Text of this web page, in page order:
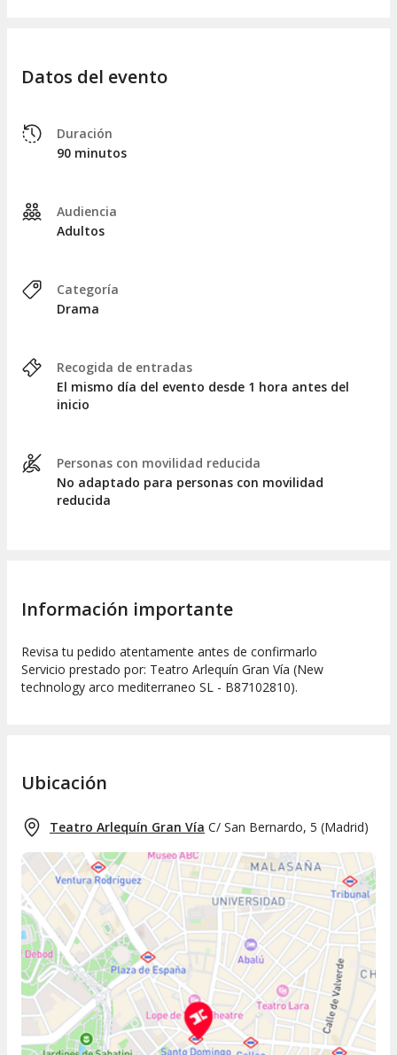
Datos del evento
Duración
90 minutos
Audiencia
Adultos
Categoría
Drama
Recogida de entradas
El mismo día del evento desde 1 hora antes del
inicio
Personas con movilidad reducida
No adaptado para personas con movilidad
reducida
Información importante
Revisa tu pedido atentamente antes de confirmarlo
Servicio prestado por: Teatro Arlequín Gran Vía (New
technology arco mediterraneo SL - B87102810).
Ubicación
Teatro Arlequín Gran Vía C/ San Bernardo, 5 (Madrid)